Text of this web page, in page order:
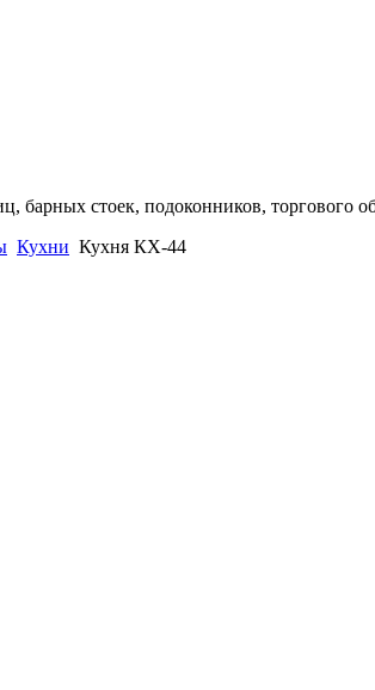
барных стоек, подоконников, торгового
Кухни Кухня КХ-44